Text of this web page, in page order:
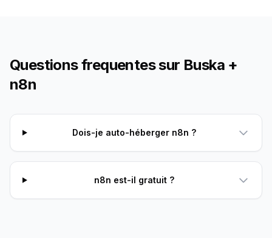
Questions frequentes sur Buska +
n8n
Dois-je auto-héberger n8n ?
n8n est-il gratuit ?